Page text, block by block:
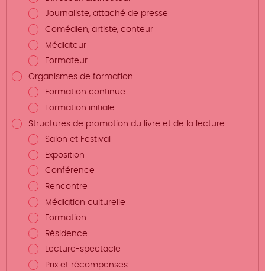
Journaliste, attaché de presse
Comédien, artiste, conteur
Médiateur
Formateur
Organismes de formation
Formation continue
Formation initiale
Structures de promotion du livre et de la lecture
Salon et Festival
Exposition
Conférence
Rencontre
Médiation culturelle
Formation
Résidence
Lecture-spectacle
Prix et récompenses